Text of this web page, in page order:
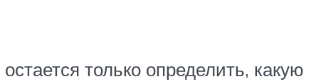
только определить, какую